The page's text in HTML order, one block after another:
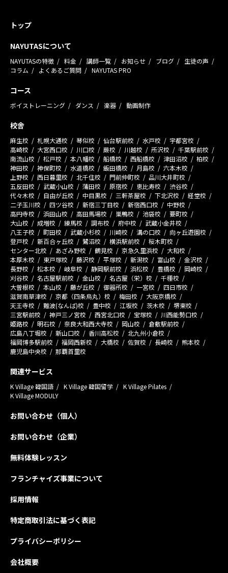
トップ
NAYUTASについて
NAYUTASの特徴 料金 講師一覧 お知らせ ブログ
生徒の声
コラム
よくあるご質問 NAYUTAS PRO
コース
ボイストレーニング ダンス 楽器 動画制作
校舎
麻生校 札幌大通校 琴似校 仙台駅前校 水戸校
宇都宮校
高崎校
大宮西口校 川口校 蕨校 川越校 所沢校
千葉駅前校
南流山校
松戸校 本八幡校 船橋校 西船橋校 津田沼校
柏校
神田校
神保町校 水道橋校 飯田橋校 月島校
六本木校
上野校
西日暮里校 北千住校 門前仲町校
品川大井町校
五反田校
武蔵小山校 蒲田校 原宿校 恵比寿校
渋谷校
代々木校
自由が丘校 中目黒校 三軒茶屋校 下北沢校
経堂校
二子玉川校
四ツ谷校 新宿三丁目校 新宿西口校
中野校
高円寺校
浜田山校 高田馬場校 巣鴨校 池袋校
要町校
大山校
成増校 練馬校 調布校 府中校
武蔵小金井校
八王子校
町田校 武蔵小杉校 川崎校 溝の口校
向ヶ丘遊園校
登戸校
新百合ヶ丘校 鷺沼校 横浜駅前校
桜木町校
センター北校
あざみ野校 鶴見校 京急久里浜校
大和校
本厚木校
東戸塚校 藤沢校 平塚校 新潟校 富山校
金沢校
長野校
松本校 岐阜校 静岡駅前校 浜松校 豊橋校
岡崎校
刈谷校
名古屋駅前校 金山校 名古屋（栄）校
千種校
大曽根校
本山校 藤が丘校 御器所校 一宮校
四日市校
滋賀南草津校
京都（四条烏丸）校 梅田校
大阪京橋校
天王寺校
難波(なんば)校 豊中校 江坂校 茨木校
堺東校
三宮駅前校
神戸三ノ宮校 西宮北口校 宝塚校
川西能勢口校
姫路校
明石校 奈良大和西大寺校 岡山校
倉敷駅前校
広島八丁堀校
新山口校 香川高松校
北九州小倉校
福岡博多駅前校
福岡西新校 大橋校 佐賀校 長崎校
熊本校
鹿児島中央校
那覇首里校
関連サービス
K Village 韓国語 K Village 韓国留学
K Village Pilates
K Village MODULY
お問い合わせ（個人）
お問い合わせ（企業）
無料体験レッスン
フランチャイズ事業について
採用情報
特定商取引法に基づく表記
プライバシーポリシー
会社概要